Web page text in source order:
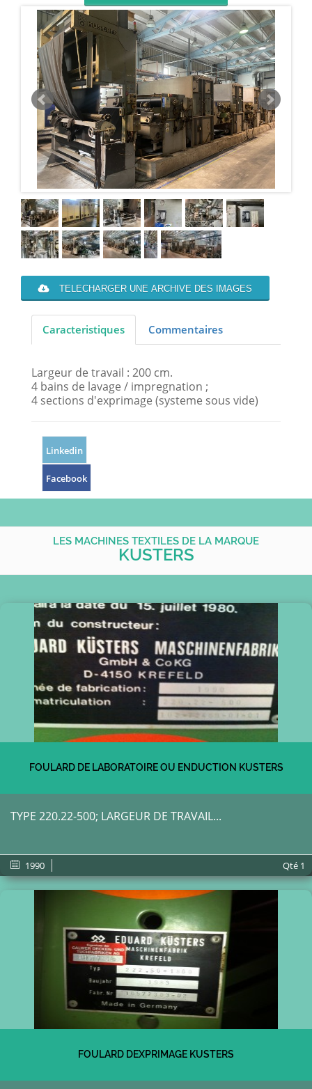
TELECHARGER UNE ARCHIVE DES IMAGES
Caracteristiques Commentaires
Largeur de travail : 200 cm.
4 bains de lavage / impregnation ;
4 sections d'exprimage (systeme sous vide)
Linkedin
Facebook
LES MACHINES TEXTILES DE LA MARQUE
KUSTERS
FOULARD DE LABORATOIRE OU ENDUCTION KUSTERS
TYPE 220.22-500; LARGEUR DE TRAVAIL...
1990 Qté 1
FOULARD DEXPRIMAGE KUSTERS